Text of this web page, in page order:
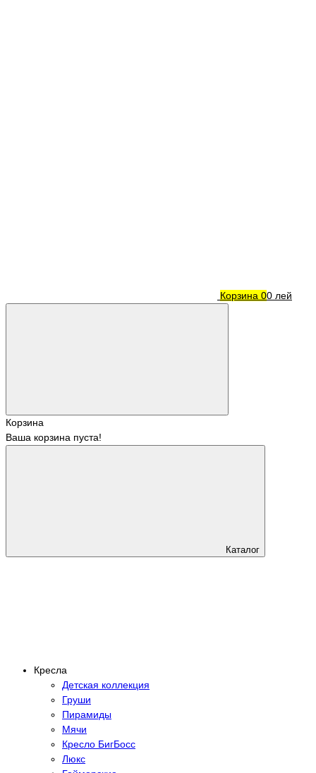
Корзина 00 лей
Корзина
Ваша корзина пуста!
Каталог
Кресла
Детская коллекция
Груши
Пирамиды
Мячи
Кресло БигБосс
Люкс